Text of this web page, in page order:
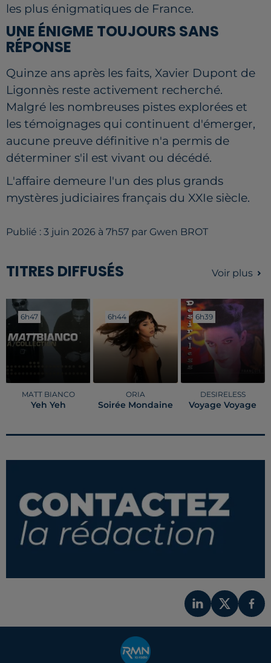
les plus énigmatiques de France.
UNE ÉNIGME TOUJOURS SANS
RÉPONSE
Quinze ans après les faits, Xavier Dupont de
Ligonnès reste activement recherché.
Malgré les nombreuses pistes explorées et
les témoignages qui continuent d'émerger,
aucune preuve définitive n'a permis de
déterminer s'il est vivant ou décédé.
L'affaire demeure l'un des plus grands
mystères judiciaires français du XXIe siècle.
Publié : 3 juin 2026 à 7h57 par Gwen BROT
TITRES DIFFUSÉS Voir plus
6h47
6h47
MATT BIANCO
Yeh Yeh
6h44
6h44
ORIA
Soirée Mondaine
6h39
6h39
DESIRELESS
Voyage Voyage